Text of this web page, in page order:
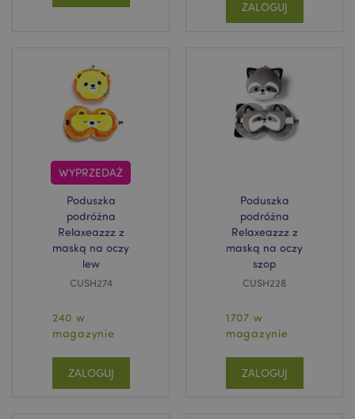
ZALOGUJ
WYPRZEDAŻ
Poduszka
podróżna
Relaxeazzz z
maską na oczy
lew
CUSH274
240 w
magazynie
ZALOGUJ
Poduszka
podróżna
Relaxeazzz z
maską na oczy
szop
CUSH228
1707 w
magazynie
ZALOGUJ